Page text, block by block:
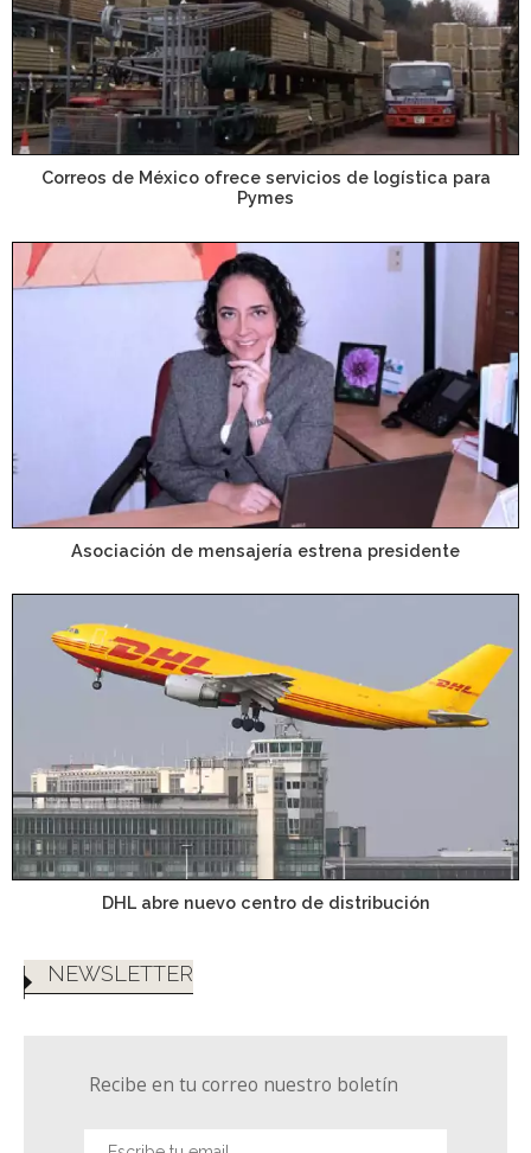
Correos de México ofrece servicios de logística para
Pymes
Asociación de mensajería estrena presidente
DHL abre nuevo centro de distribución
NEWSLETTER
Recibe en tu correo nuestro boletín